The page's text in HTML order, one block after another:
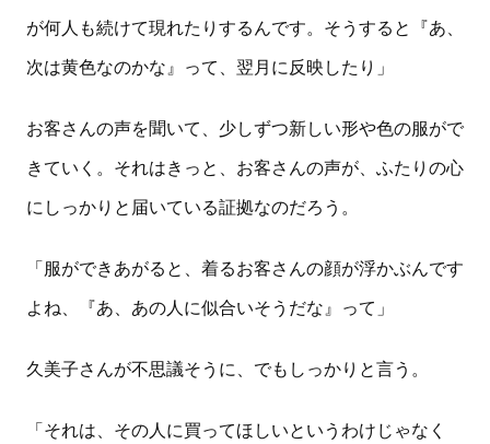
が何人も続けて現れたりするんです。そうすると『あ、
次は黄色なのかな』って、翌月に反映したり」
お客さんの声を聞いて、少しずつ新しい形や色の服がで
きていく。それはきっと、お客さんの声が、ふたりの心
にしっかりと届いている証拠なのだろう。
「服ができあがると、着るお客さんの顔が浮かぶんです
よね、『あ、あの人に似合いそうだな』って」
久美子さんが不思議そうに、でもしっかりと言う。
「それは、その人に買ってほしいというわけじゃなく